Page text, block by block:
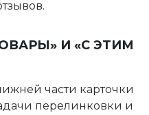
И «С ЭТИМ
части карточки
перелинковки и